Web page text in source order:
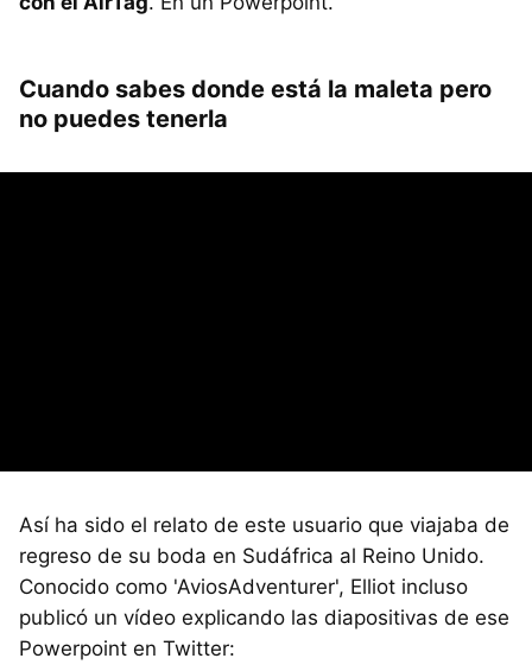
Cuando sabes donde está la maleta pero
no puedes tenerla
Así ha sido el relato de este usuario que viajaba de
regreso de su boda en Sudáfrica al Reino Unido.
Conocido como 'AviosAdventurer', Elliot incluso
publicó un vídeo explicando las diapositivas de ese
Powerpoint en Twitter: